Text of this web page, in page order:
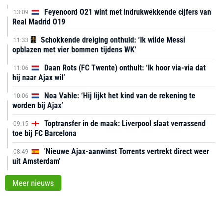
13:09
Feyenoord O21 wint met indrukwekkende cijfers van
Real Madrid O19
11:33
Schokkende dreiging onthuld: ‘Ik wilde Messi
opblazen met vier bommen tijdens WK’
11:06
Daan Rots (FC Twente) onthult: ‘Ik hoor via-via dat
hij naar Ajax wil’
10:06
Noa Vahle: ‘Hij lijkt het kind van de rekening te
worden bij Ajax’
09:15
Toptransfer in de maak: Liverpool slaat verrassend
toe bij FC Barcelona
08:49
'Nieuwe Ajax-aanwinst Torrents vertrekt direct weer
uit Amsterdam'
Meer nieuws